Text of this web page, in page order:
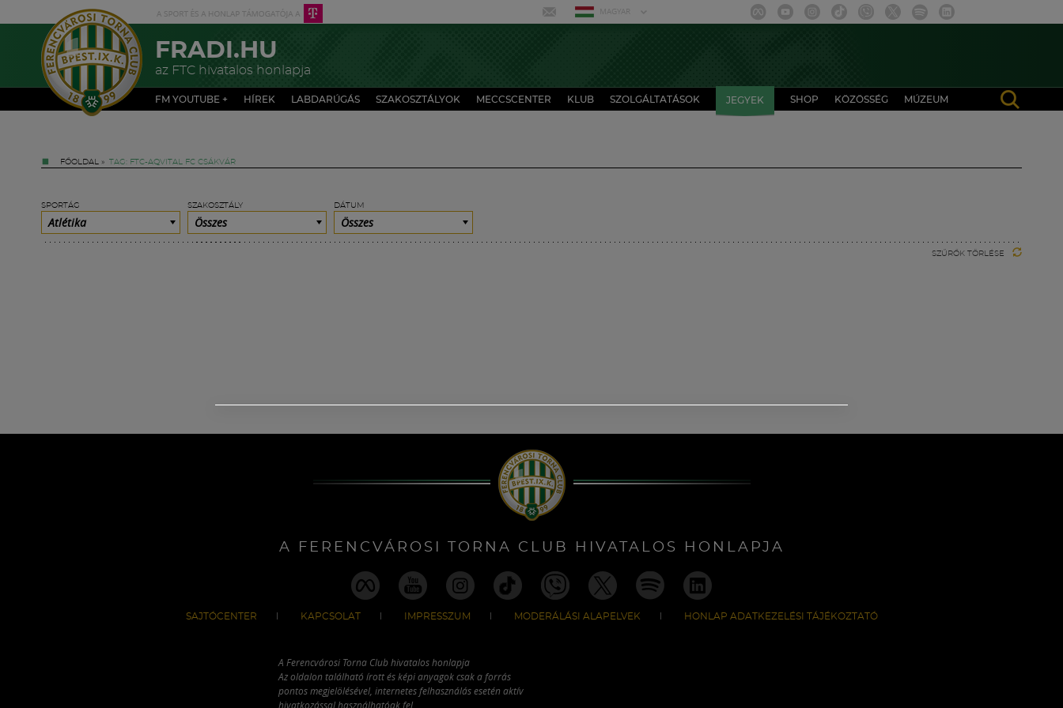
MAGYAR
FRADI.HU
az FTC hivatalos honlapja
FM YOUTUBE + HÍREK LABDARÚGÁS SZAKOSZTÁLYOK MECCSCENTER KLUB SZOLGÁLTATÁSOK JEGYEK SHOP KÖZÖSSÉG MÚZEUM
FŐOLDAL » TAG: FTC-AQVITAL FC CSÁKVÁR
SPORTÁG
Atlétika
SZAKOSZTÁLY
Összes
DÁTUM
Összes
SZŰRŐK TÖRLÉSE
A FERENCVÁROSI TORNA CLUB HIVATALOS HONLAPJA
SAJTÓCENTER KAPCSOLAT IMPRESSZUM MODERÁLÁSI ALAPELVEK HONLAP ADATKEZELÉSI TÁJÉKOZTATÓ
A Ferencvárosi Torna Club hivatalos honlapja
Az oldalon található írott és képi anyagok csak a forrás
pontos megjelölésével, internetes felhasználás esetén aktív
hivatkozással használhatóak fel.